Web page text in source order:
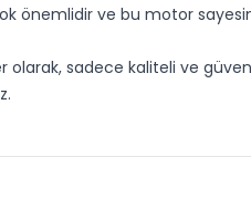
önemlidir ve bu motor
olarak, sadece kaliteli ve